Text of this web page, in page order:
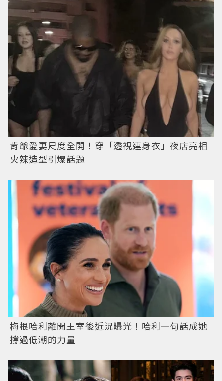
肯爺愛妻尺度全開！穿「透視連身衣」夜店亮相
火辣造型引爆話題
梅根哈利離開王室後近況曝光！哈利一句話成她
撐過低潮的力量